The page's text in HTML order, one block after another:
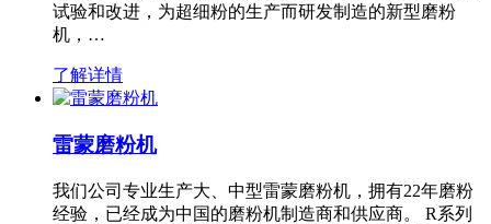
试验和改进，为超细粉的生产而研发制造的新型磨粉
机，…
了解详情
雷蒙磨粉机
我们公司专业生产大、中型雷蒙磨粉机，拥有22年磨粉
经验，已经成为中国的磨粉机制造商和供应商。 R系列